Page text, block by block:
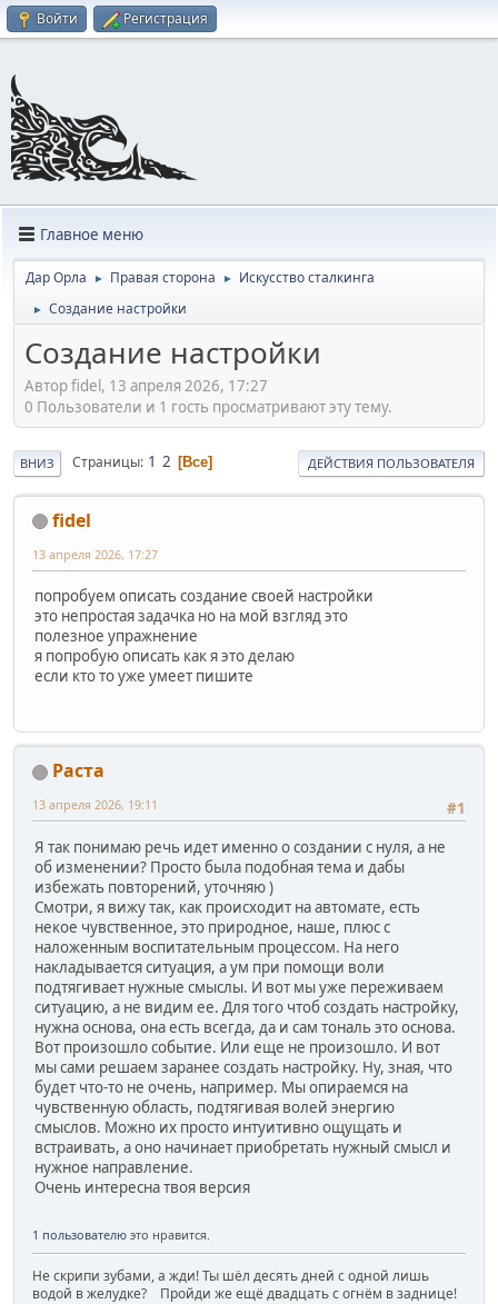
Войти Регистрация
Главное меню
Дар Орла ► Правая сторона ► Искусство сталкинга
► Создание настройки
Создание настройки
Автор fidel, 13 апреля 2026, 17:27
0 Пользователи и 1 гость просматривают эту тему.
ВНИЗ Страницы 1 2 Все ДЕЙСТВИЯ ПОЛЬЗОВАТЕЛЯ
fidel
13 апреля 2026, 17:27
попробуем описать создание своей настройки
это непростая задачка но на мой взгляд это
полезное упражнение
я попробую описать как я это делаю
если кто то уже умеет пишите
Раста
#1
13 апреля 2026, 19:11
Я так понимаю речь идет именно о создании с нуля, а не
об изменении? Просто была подобная тема и дабы
избежать повторений, уточняю )
Смотри, я вижу так, как происходит на автомате, есть
некое чувственное, это природное, наше, плюс с
наложенным воспитательным процессом. На него
накладывается ситуация, а ум при помощи воли
подтягивает нужные смыслы. И вот мы уже переживаем
ситуацию, а не видим ее. Для того чтоб создать настройку,
нужна основа, она есть всегда, да и сам тональ это основа.
Вот произошло событие. Или еще не произошло. И вот
мы сами решаем заранее создать настройку. Ну, зная, что
будет что-то не очень, например. Мы опираемся на
чувственную область, подтягивая волей энергию
смыслов. Можно их просто интуитивно ощущать и
встраивать, а оно начинает приобретать нужный смысл и
нужное направление.
Очень интересна твоя версия
1 пользователю это нравится.
Не скрипи зубами, а жди! Ты шёл десять дней с одной лишь
водой в желудке? Пройди же ещё двадцать с огнём в заднице!